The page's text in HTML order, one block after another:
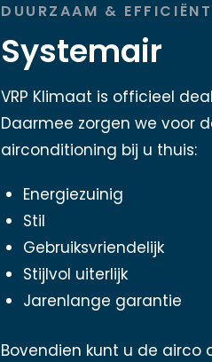
DUURZAAM & EFFICIËNT
Systemair
VRP Klimaat is officieel
Daarmee zorgen we voor
airconditioning bij u thuis:
Energiezuinig
Stil
Gebruiksvriendelijk
Stijlvol uiterlijk
Jarenlange garantie
Bovendien kunt u de airco